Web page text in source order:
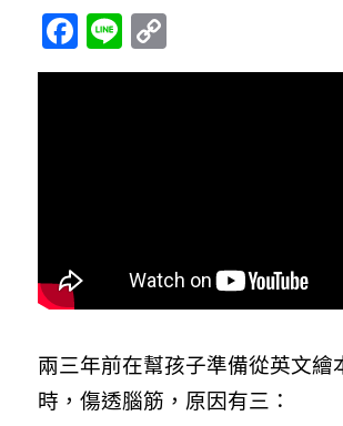
Facebook
Line
Link
兩三年前在幫孩子準備從英文繪
時，傷透腦筋，原因有三：